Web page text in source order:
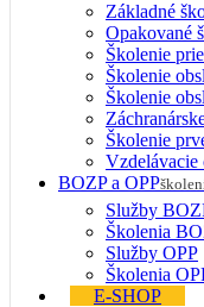
Základné
Opakované
Školenie
Školenie
Školenie
Školenie
Vzdelávacie
BOZP a OPP
Služby
Školenia
Služby OPP
Školenia
E-SHOP